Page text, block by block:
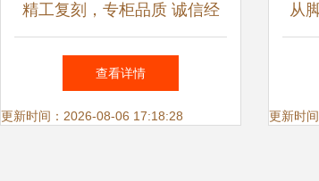
精工复刻，专柜品质 诚信经
营大牌鞋服，邀您携手共赢
查看详情
更新时间：2026-08-06 17:18:28
从
更新时